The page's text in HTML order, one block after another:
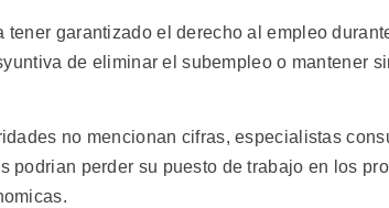
tener garantizado el derecho al empleo
de eliminar el subempleo o mantener
no mencionan cifras, especialistas
podrian perder su puesto de trabajo en los